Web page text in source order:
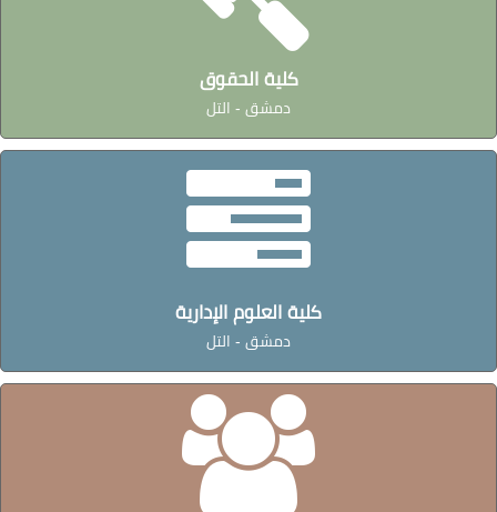
كلية الحقوق
دمشق - التل
كلية العلوم الإدارية
دمشق - التل